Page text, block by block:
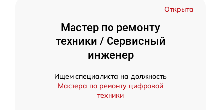
Открыта
Мастер по ремонту
техники / Сервисный
инженер
Ищем специалиста на должность
Мастера по ремонту цифровой
техники